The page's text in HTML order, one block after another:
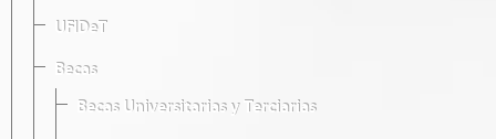
UFIDeT
Becas
Becas Universitarias y Terciarias